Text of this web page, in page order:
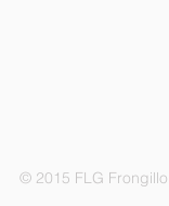
© 2015 FLG